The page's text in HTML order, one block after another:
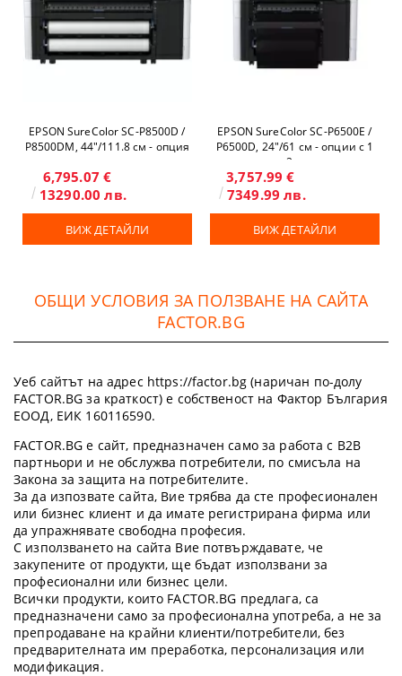
EPSON SureColor SC-P8500D /
P8500DM, 44"/111.8 см - опция
6,795.07 €
13290.00 лв.
ВИЖ ДЕТАЙЛИ
EPSON SureColor SC-P6500E /
P6500D, 24"/61 см - опции с 1
или 2 ролки
3,757.99 €
7349.99 лв.
ВИЖ ДЕТАЙЛИ
ОБЩИ УСЛОВИЯ ЗА ПОЛЗВАНЕ НА САЙТА
FACTOR.BG
Уеб сайтът на адрес https://factor.bg (наричан по-долу
FACTOR.BG за краткост) е собственост на Фактор България
ЕООД, ЕИК 160116590.
FACTOR.BG е сайт, предназначен само за работа с B2B
партньори и не обслужва потребители, по смисъла на
Закона за защита на потребителите.
За да изпозвате сайта, Вие трябва да сте професионален
или бизнес клиент и да имате регистрирана фирма или
да упражнявате свободна професия.
С използването на сайта Вие потвърждавате, че
закупените от продукти, ще бъдат използвани за
професионални или бизнес цели.
Всички продукти, които FACTOR.BG предлага, са
предназначени само за професионална употреба, а не за
препродаване на крайни клиенти/потребители, без
предварителната им преработка, персонализация или
модификация.